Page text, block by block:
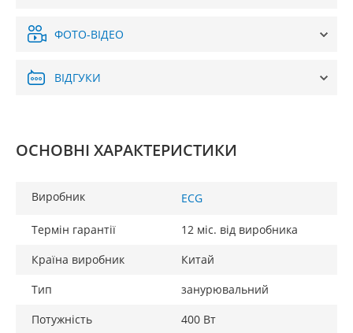
ФОТО-ВІДЕО
ВІДГУКИ
ОСНОВНІ ХАРАКТЕРИСТИКИ
Виробник ECG
Термін гарантії
12 міс. від виробника
Країна виробник
Китай
Тип
занурювальний
Потужність
400 Вт